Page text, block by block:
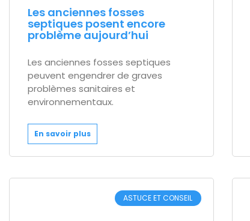
Les anciennes fosses
septiques posent encore
problème aujourd’hui
Les anciennes fosses septiques
peuvent engendrer de graves
problèmes sanitaires et
environnementaux.
En savoir plus
ASTUCE ET CONSEIL